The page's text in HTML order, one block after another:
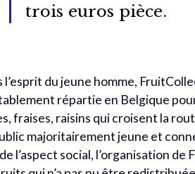
trois euros pièce.
l’esprit du jeune homme,
répartie en Belgique
fraises, raisins qui croisent la
majoritairement jeune et
l’aspect social, l’organisation